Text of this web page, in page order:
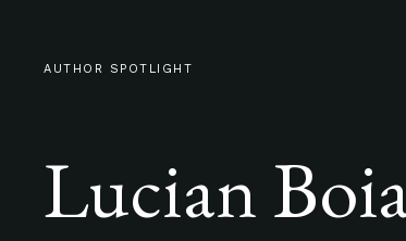
AUTHOR SPOTLIGHT
Lucian